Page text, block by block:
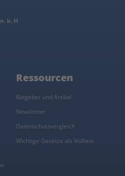
b. H
Ressourcen
Ratgeber und Artikel
Newsletter
Datenschutzvergleich
Wichtige Gesetze als Volltext